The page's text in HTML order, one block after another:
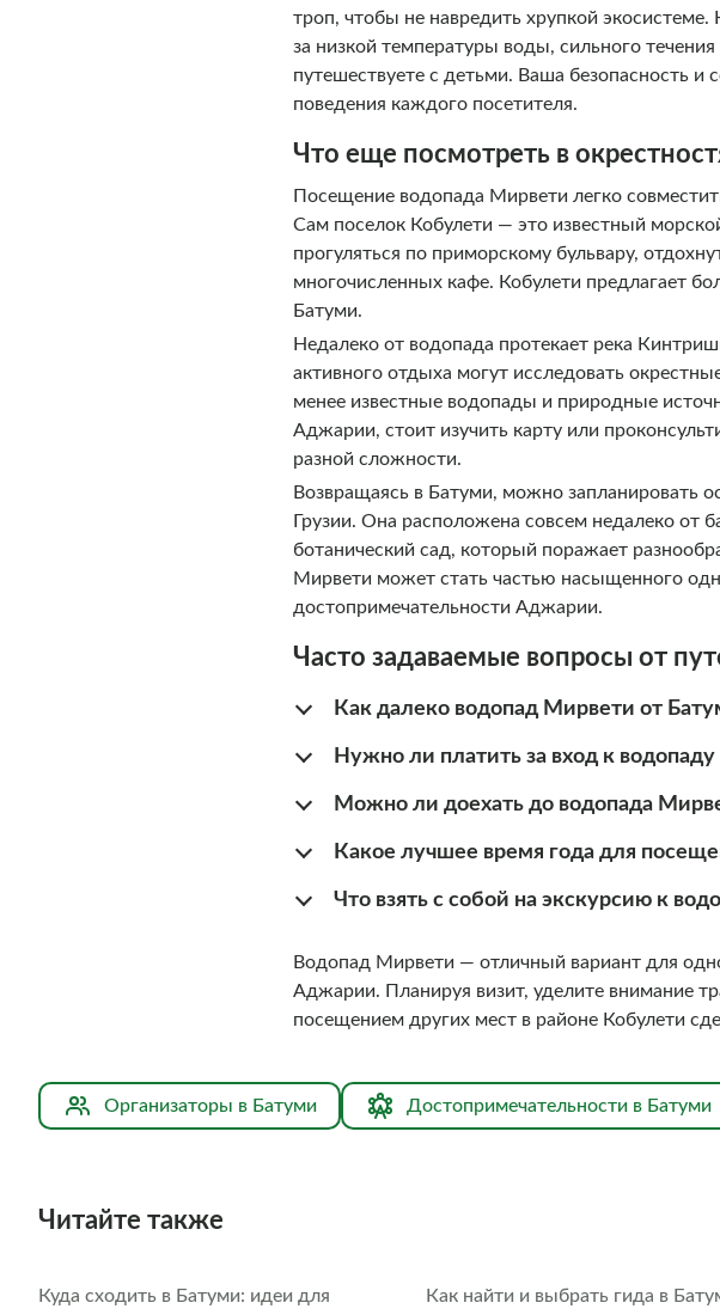
троп, чтобы не навредить хрупкой
за низкой температуры воды, сильного
путешествуете с детьми. Ваша безопасность и
поведения каждого посетителя.
Что еще посмотреть в
Посещение водопада Мирвети легко
Сам поселок Кобулети — это известный
прогуляться по приморскому бульвару,
многочисленных кафе. Кобулети предлагает
Батуми.
Недалеко от водопада протекает река
активного отдыха могут исследовать
менее известные водопады и природные
Аджарии, стоит изучить карту или
разной сложности.
Возвращаясь в Батуми, можно запланировать
Грузии. Она расположена совсем недалеко от
ботанический сад, который поражает
Мирвети может стать частью насыщенного
достопримечательности Аджарии.
Часто задаваемые вопросы от
Как далеко водопад Мирвети от
Нужно ли платить за вход к
Можно ли доехать до водопада
Какое лучшее время года для
Что взять с собой на экскурсию к
Водопад Мирвети — отличный вариант для
Аджарии. Планируя визит, уделите внимание
посещением других мест в районе Кобулети
Организаторы в Батуми Достопримечательности в Батуми
Читайте также
Куда сходить в Батуми: идеи для Как найти и выбрать гида в